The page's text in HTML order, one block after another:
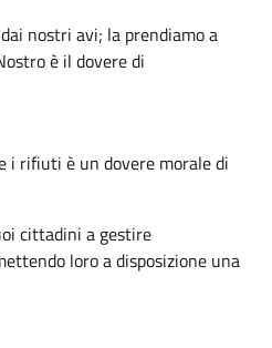
nostri avi; la prendiamo a
è il dovere di
i rifiuti è un dovere morale di
cittadini a gestire
loro a disposizione una